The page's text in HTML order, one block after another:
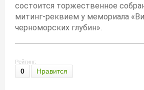
состоится торжественное
митинг-реквием у мемориала
черноморских глубин».
Рейтинг:
0 Нравится